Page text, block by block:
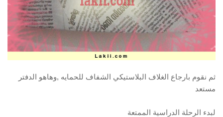
ثم نقوم بارجاع الغلاف البلاستيكي الشفاف للحمايه ,وهاهو الدفتر
مستعد
لبدء الرحلة الدراسية الممتعة